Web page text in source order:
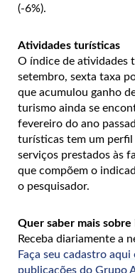
(-6%).
Atividades turísticas
O índice de atividades
setembro, sexta taxa
que acumulou ganho
turismo ainda se
fevereiro do ano
turísticas tem um
serviços prestados às
que compõem o
o pesquisador.
Quer saber mais
Receba diariamente a
Faça seu cadastro
publicações do Grupo